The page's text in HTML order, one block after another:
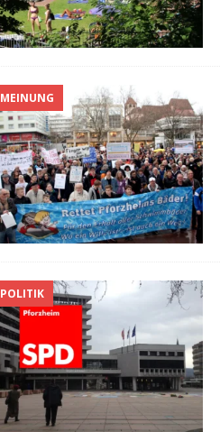
MEINUNG
POLITIK